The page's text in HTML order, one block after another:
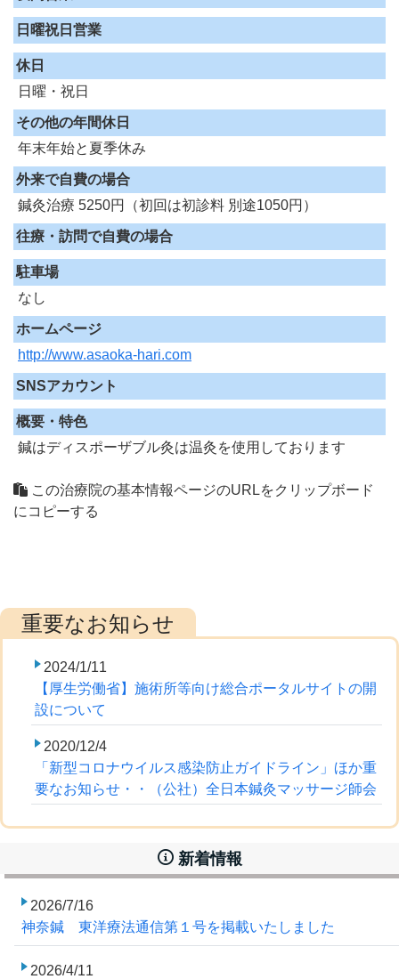
日曜祝日営業
休日
日曜・祝日
その他の年間休日
年末年始と夏季休み
外来で自費の場合
鍼灸治療 5250円（初回は初診料 別途1050円）
往療・訪問で自費の場合
駐車場
なし
ホームページ
http://www.asaoka-hari.com
SNSアカウント
概要・特色
鍼はディスポーザブル灸は温灸を使用しております
この治療院の基本情報ページのURLをクリップボード
にコピーする
2024/1/11
【厚生労働省】施術所等向け総合ポータルサイトの開
設について
2020/12/4
「新型コロナウイルス感染防止ガイドライン」ほか重
要なお知らせ・・（公社）全日本鍼灸マッサージ師会
新着情報
2026/7/16
神奈鍼 東洋療法通信第１号を掲載いたしました
2026/4/11